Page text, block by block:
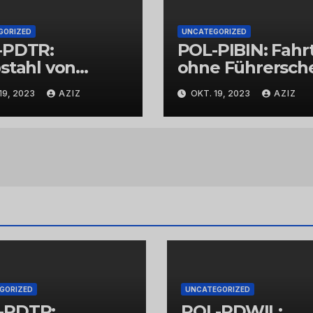
von
2023 AZIZ
UNCATEGORIZED
POL-PIBIN:
ohne
und unter
von Drogen
OKT. 19, 2023 AZIZ
UNCATEGORIZED